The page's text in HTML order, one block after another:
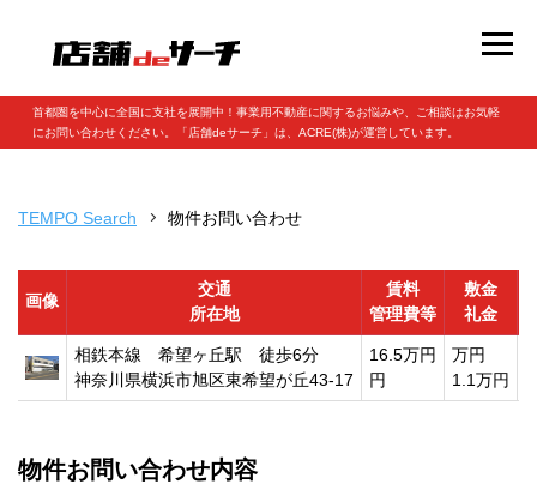
首都圏を中心に全国に支社を展開中！事業用不動産に関するお悩みや、ご相談はお気軽
にお問い合わせください。「店舗deサーチ」は、ACRE(株)が運営しています。
TEMPO Search 物件お問い合わせ
画像
交通
所在地
賃料
管理費等
敷金
礼金
相鉄本線 希望ヶ丘駅 徒歩6分
神奈川県横浜市旭区東希望が丘43-17
16.5万円
円
万円
1.1万円
物件お問い合わせ内容